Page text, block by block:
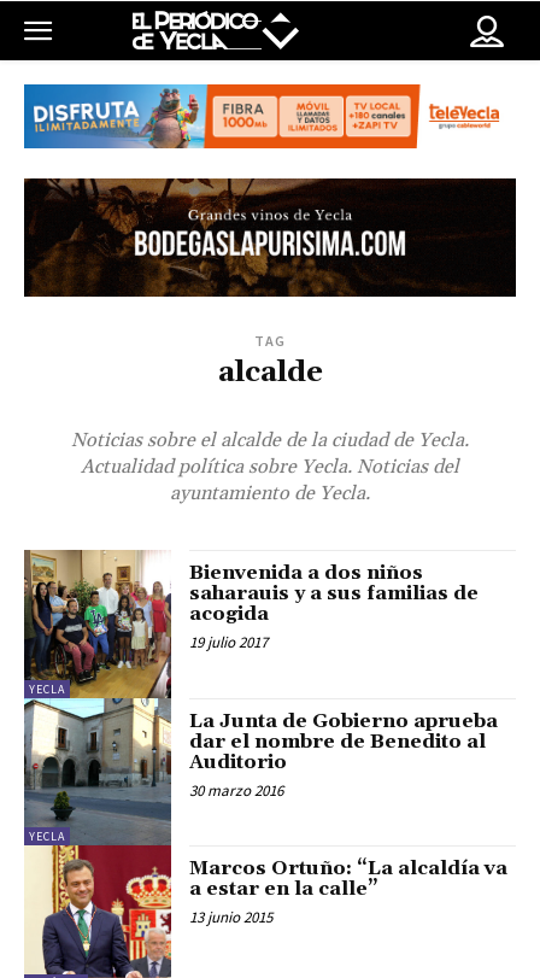
TAG
alcalde
Noticias sobre el alcalde de la ciudad de Yecla.
Actualidad política sobre Yecla. Noticias del
ayuntamiento de Yecla.
YECLA
Bienvenida a dos niños
saharauis y a sus familias de
acogida
19 julio 2017
YECLA
La Junta de Gobierno aprueba
dar el nombre de Benedito al
Auditorio
30 marzo 2016
Marcos Ortuño: “La alcaldía va
a estar en la calle”
13 junio 2015